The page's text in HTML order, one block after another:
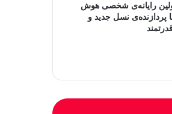
رایانه‌ی شخصی هوش
پردازنده‌ی نسل جدید و